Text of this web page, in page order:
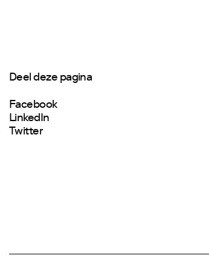
Deel deze pagina
Facebook
LinkedIn
Twitter